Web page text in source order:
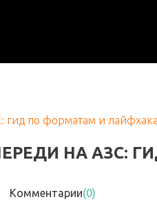
гид по форматам и
НА АЗС:
Комментарии(0)